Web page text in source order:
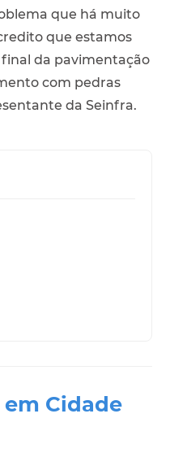
que há muito
que estamos
da pavimentação
com pedras
da Seinfra.
Cidade